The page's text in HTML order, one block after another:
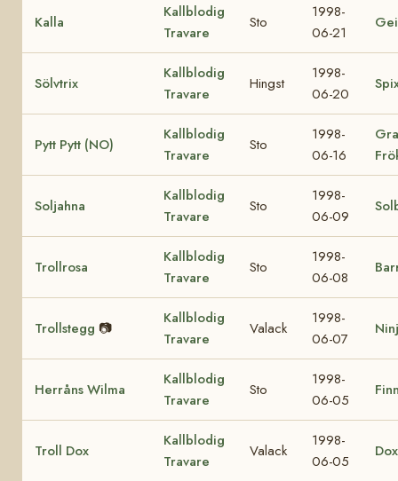
Kalla
Kallblodig
Travare
Sto
1998-
06-21
Sölvtrix
Kallblodig
Travare
Hingst
1998-
06-20
Pytt Pytt (NO)
Kallblodig
Travare
Sto
1998-
06-16
Soljahna
Kallblodig
Travare
Sto
1998-
06-09
Trollrosa
Kallblodig
Travare
Sto
1998-
06-08
Trollstegg 📷
Kallblodig
Travare
Valack
1998-
06-07
Herråns Wilma
Kallblodig
Travare
Sto
1998-
06-05
Troll Dox
Kallblodig
Travare
Valack
1998-
06-05